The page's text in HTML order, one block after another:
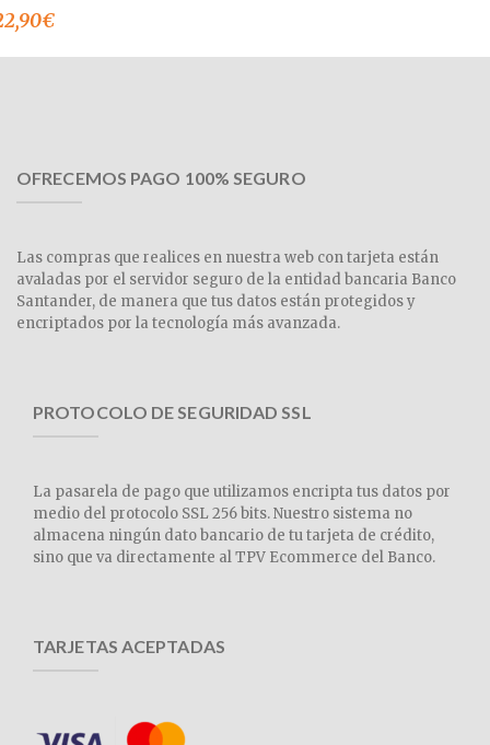
€
OFRECEMOS PAGO 100% SEGURO
Las compras que realices en nuestra web con tarjeta están
avaladas por el servidor seguro de la entidad bancaria Banco
Santander, de manera que tus datos están protegidos y
encriptados por la tecnología más avanzada.
PROTOCOLO DE SEGURIDAD SSL
La pasarela de pago que utilizamos encripta tus datos por
medio del protocolo SSL 256 bits. Nuestro sistema no
almacena ningún dato bancario de tu tarjeta de crédito,
sino que va directamente al TPV Ecommerce del Banco.
TARJETAS ACEPTADAS